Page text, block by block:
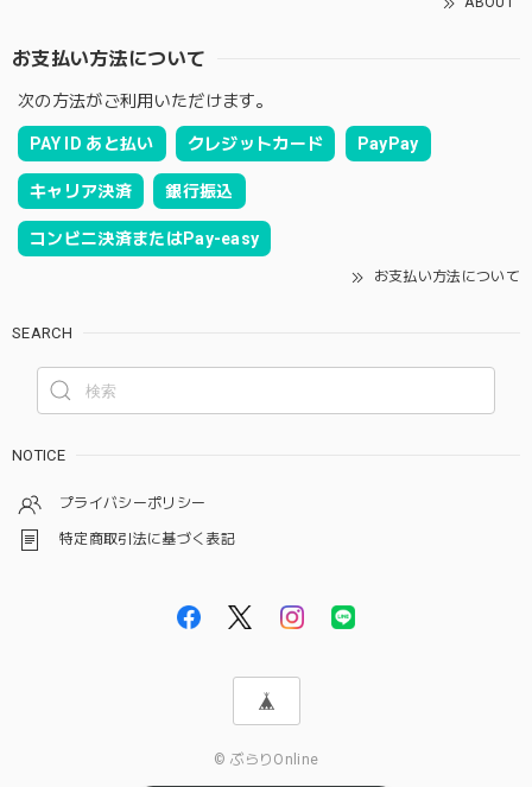
お支払い方法について
次の方法がご利用いただけます。
PAY ID あと払い クレジットカード PayPay
キャリア決済 銀行振込
コンビニ決済またはPay-easy
お支払い方法について
SEARCH
NOTICE
プライバシーポリシー
特定商取引法に基づく表記
© ぶらりOnline